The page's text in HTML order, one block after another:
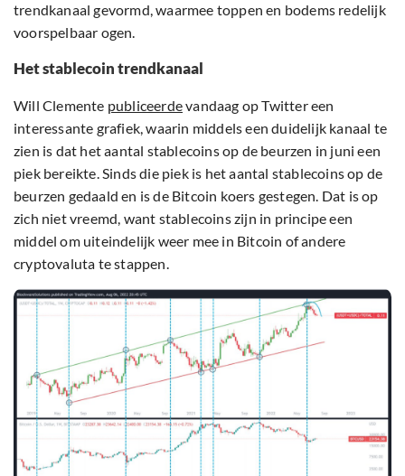
trendkanaal gevormd, waarmee toppen en bodems redelijk
voorspelbaar ogen.
Het stablecoin trendkanaal
Will Clemente publiceerdevandaag op Twitter een
interessante grafiek, waarin middels een duidelijk kanaal te
zien is dat het aantal stablecoins op de beurzen in juni een
piek bereikte. Sinds die piek is het aantal stablecoins op de
beurzen gedaald en is de Bitcoin koers gestegen. Dat is op
zich niet vreemd, want stablecoins zijn in principe een
middel om uiteindelijk weer mee in Bitcoin of andere
cryptovaluta te stappen.